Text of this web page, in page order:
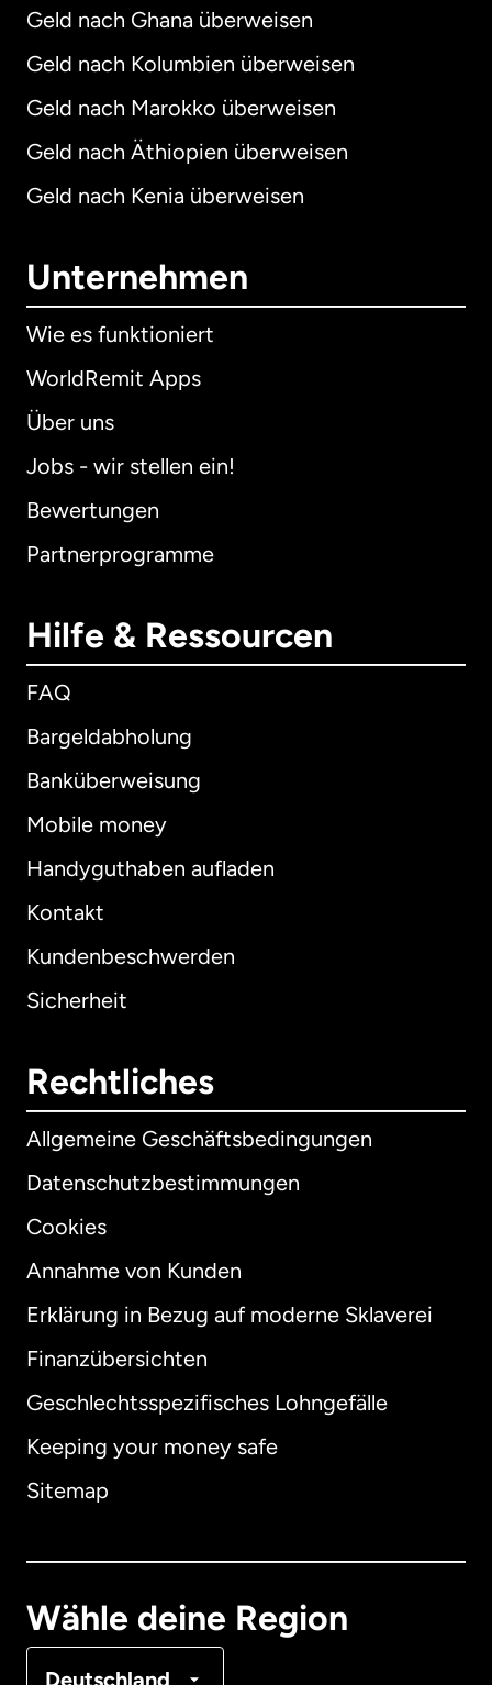
Geld nach Ghana überweisen
Geld nach Kolumbien überweisen
Geld nach Marokko überweisen
Geld nach Äthiopien überweisen
Geld nach Kenia überweisen
Unternehmen
Wie es funktioniert
WorldRemit Apps
Über uns
Jobs - wir stellen ein!
Bewertungen
Partnerprogramme
Hilfe & Ressourcen
FAQ
Bargeldabholung
Banküberweisung
Mobile money
Handyguthaben aufladen
Kontakt
Kundenbeschwerden
Sicherheit
Rechtliches
Allgemeine Geschäftsbedingungen
Datenschutzbestimmungen
Cookies
Annahme von Kunden
Erklärung in Bezug auf moderne Sklaverei
Finanzübersichten
Geschlechtsspezifisches Lohngefälle
Keeping your money safe
Sitemap
Wähle deine Region
Deutschland
International English
Australien